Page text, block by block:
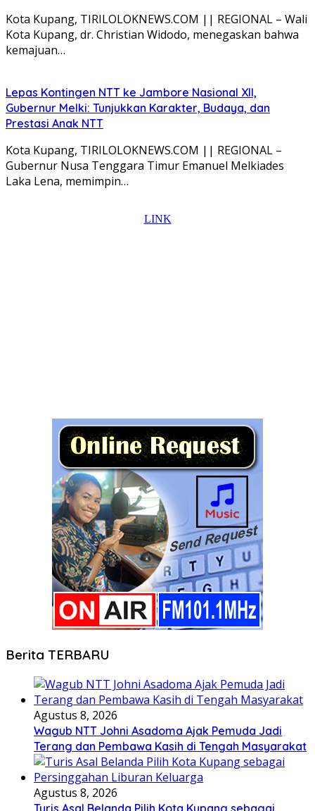
Kota Kupang, TIRILOLOKNEWS.COM || REGIONAL – Wali
Kota Kupang, dr. Christian Widodo, menegaskan bahwa
kemajuan…
Lepas Kontingen NTT ke Jambore Nasional XII,
Gubernur Melki: Tunjukkan Karakter, Budaya, dan
Prestasi Anak NTT
Kota Kupang, TIRILOLOKNEWS.COM || REGIONAL –
Gubernur Nusa Tenggara Timur Emanuel Melkiades
Laka Lena, memimpin…
Berita TERBARU
Agustus 8, 2026
Wagub NTT Johni Asadoma Ajak Pemuda Jadi
Terang dan Pembawa Kasih di Tengah Masyarakat
Agustus 8, 2026